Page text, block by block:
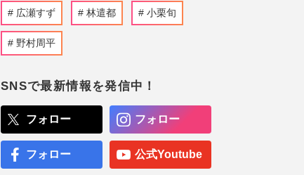
ットで「無関係な個人名」
も拡散される“二次被害”
は一部しか知らされていな
い」早期退職の可能性も
蒼井優主演・TBSドラマ
『Tシャツが乾くまで』が
激バズリ中「“考察ドラ
マ”とは一線を画している」
散りばめられた伏線よりも
広瀬すず 林遣都 小栗旬
野村周平
SNSで最新情報を発信中！
フォロー フォロー
フォロー 公式Youtube